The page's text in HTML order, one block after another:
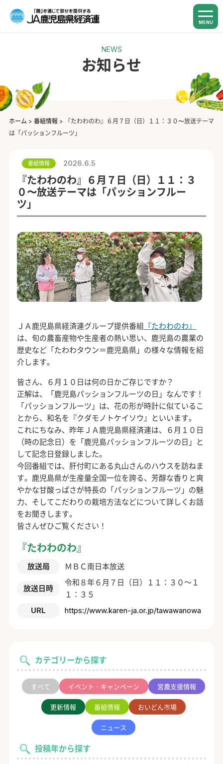
MENU
NEWS
お知らせ
ホーム > 番組情報 >
『たわわのわ』６月７日（日）１１：３０〜放送テーマ
は「パッションフルーツ」
カテゴリーから探す
すべて イベント・キャンペーン 営農支援情報
更新情報 番組情報 おいどん市場
ニュース
投稿年から探す
番組情報 2026.6.5
『たわわのわ』６月７日（日）１１：３
０〜放送テーマは「パッションフルー
ツ」
ＪＡ鹿児島県経済連グループ提供番組 『たわわのわ』
は、旬の農畜産物や生産者の熱い思い、鹿児島の農業の
歴史など「たわわタウン＝鹿児島県」の様々な情報を紹
介します。
皆さん、６月１０日は何の日かご存じですか？
正解は、「鹿児島パッションフルーツの日」なんです！
「パッションフルーツ」は、花の形が時計に似ているこ
とから、和名を『クダモノトケイソウ』といいます。
これにちなみ、昨年ＪＡ鹿児島県経済連は、６月１０日
（時の記念日）を「鹿児島パッションフルーツの日」と
して記念日登録しました。
今回番組では、肝付町にある丸山さんのハウスを訪ねま
す。鹿児島県が生産量全国一位を誇る、芳醇な香りと爽
やかな甘酸っぱさが特長の「パッションフルーツ」の魅
力、そしてこだわりの栽培方法などについて詳しくお話
をお聞きします。
皆さんぜひご覧ください！
『たわわのわ』
放送局 ＭＢＣ南日本放送
放送日時
令和８年６月７日（日）１１：３０～１
１：３５
URL
https://www.karen-ja.or.jp/tawawanowa